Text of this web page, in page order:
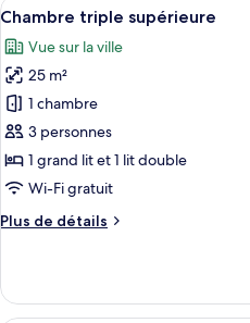
sur
la
montagne
double,
sur
la
montagne
toutes
les
photos
pour
ce
type
de
chambre :
Chambre
6
Chambre triple supérieure
Vue sur la ville
25 m²
1 chambre
3 personnes
1 grand lit et 1 lit double
Wi-Fi gratuit
Plus de détails
Plus
Chambre
triple